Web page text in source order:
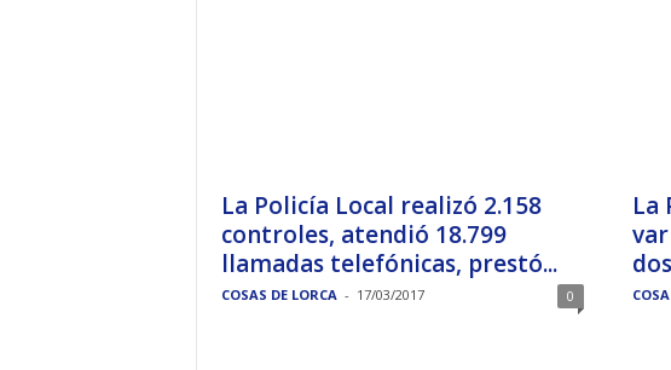
La Policía Local realizó 2.158
controles, atendió 18.799
llamadas telefónicas, prestó...
COSAS DE LORCA - 17/03/2017 0
La